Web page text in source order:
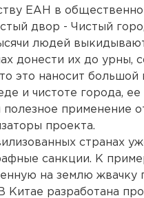
ЕАН в
двор - Чистый
людей
донести их до урны,
это наносит большой
и чистоте города, ее
полезное применение
проекта.
странах
санкции. К
на землю жвачку
Китае разработана